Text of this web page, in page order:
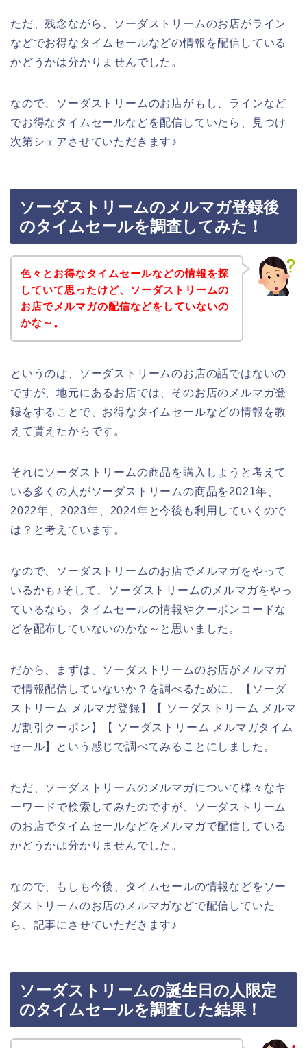
ただ、残念ながら、ソーダストリームのお店がライン
などでお得なタイムセールなどの情報を配信している
かどうかは分かりませんでした。
なので、ソーダストリームのお店がもし、ラインなど
でお得なタイムセールなどを配信していたら、見つけ
次第シェアさせていただきます♪
ソーダストリームのメルマガ登録後
のタイムセールを調査してみた！
色々とお得なタイムセールなどの情報を探
していて思ったけど、ソーダストリームの
お店でメルマガの配信などをしていないの
かな～。
というのは、ソーダストリームのお店の話ではないの
ですが、地元にあるお店では、そのお店のメルマガ登
録をすることで、お得なタイムセールなどの情報を教
えて貰えたからです。
それにソーダストリームの商品を購入しようと考えて
いる多くの人がソーダストリームの商品を2021年、
2022年、2023年、2024年と今後も利用していくので
は？と考えています。
なので、ソーダストリームのお店でメルマガをやって
いるかも♪そして、ソーダストリームのメルマガをやっ
ているなら、タイムセールの情報やクーポンコードな
どを配布していないのかな～と思いました。
だから、まずは、ソーダストリームのお店がメルマガ
で情報配信していないか？を調べるために、【ソーダ
ストリーム メルマガ登録】【 ソーダストリーム メルマ
ガ割引クーポン】【 ソーダストリーム メルマガタイム
セール】という感じで調べてみることにしました。
ただ、ソーダストリームのメルマガについて様々なキ
ーワードで検索してみたのですが、ソーダストリーム
のお店でタイムセールなどをメルマガで配信している
かどうかは分かりませんでした。
なので、もしも今後、タイムセールの情報などをソー
ダストリームのお店のメルマガなどで配信していた
ら、記事にさせていただきます♪
ソーダストリームの誕生日の人限定
のタイムセールを調査した結果！